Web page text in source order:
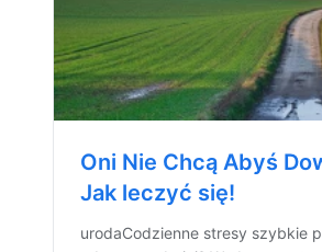
Oni Nie Chcą Abyś
Jak leczyć się!
urodaCodzienne stresy szybkie